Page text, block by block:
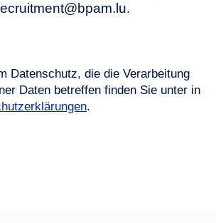
Datenschutz, die die Verarbeitung
Daten betreffen finden Sie unter in
.